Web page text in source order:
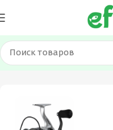
Главная Товар Длина, см